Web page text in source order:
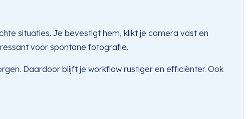
situaties. Je bevestigt hem, klikt je camera vast en
voor spontane fotografie.
Daardoor blijft je workflow rustiger en efficiënter. Ook